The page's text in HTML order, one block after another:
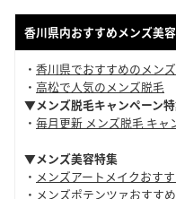
香川県内おすすめメンズ美
・ 香川県でおすすめのメン
・ 高松で人気のメンズ脱毛
▼メンズ脱毛キャンペーン
・ 毎月更新 メンズ脱毛 キャ
▼メンズ美容特集
・ メンズアートメイクおす
・ メンズポテンツァおすす